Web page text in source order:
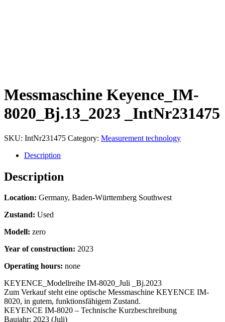
Messmaschine Keyence_IM-
8020_Bj.13_2023 _IntNr231475
SKU: IntNr231475 Category: Measurement technology
Description
Description
Location: Germany, Baden-Württemberg Southwest
Zustand: Used
Modell: zero
Year of construction: 2023
Operating hours: none
KEYENCE_Modellreihe IM-8020_Juli _Bj.2023
Zum Verkauf steht eine optische Messmaschine KEYENCE IM-
8020, in gutem, funktionsfähigem Zustand.
KEYENCE IM‑8020 – Technische Kurzbeschreibung
Baujahr: 2023 (Juli)